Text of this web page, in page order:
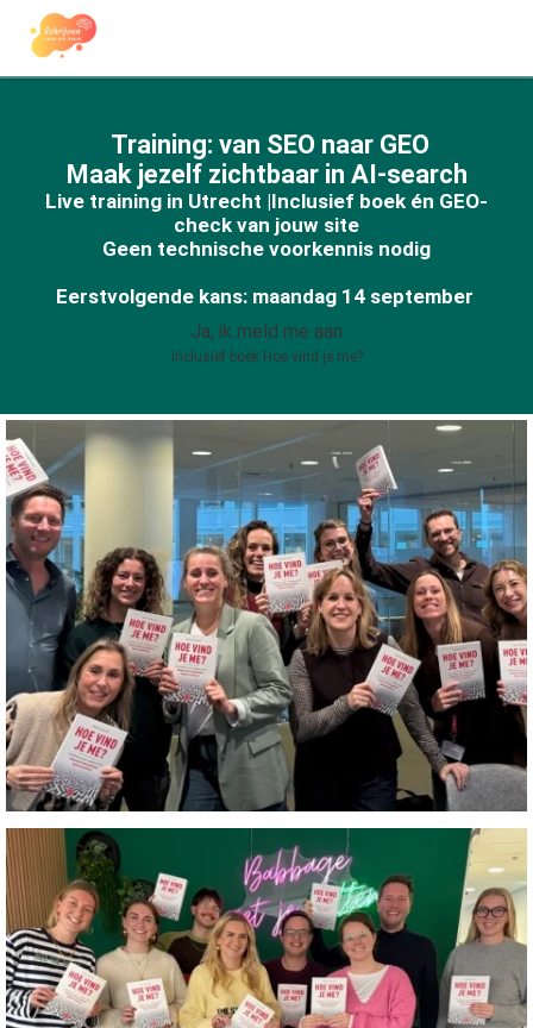
Training: van SEO naar GEO
Maak jezelf zichtbaar in AI-search
Live training in Utrecht |Inclusief boek én GEO-
check van jouw site
Geen technische voorkennis nodig
Eerstvolgende kans: maandag 14 september
Ja, ik meld me aan
Inclusief boek Hoe vind je me?